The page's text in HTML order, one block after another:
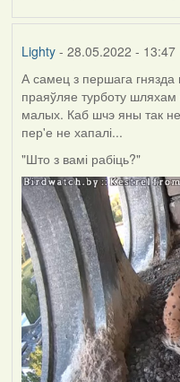
Lighty- 28.05.2022 - 13:47
А самец з першага
праяўляе турботу шляхам
малых. Каб шчэ яны так не
пер'е не хапалі...
"Што з вамі рабіць?"